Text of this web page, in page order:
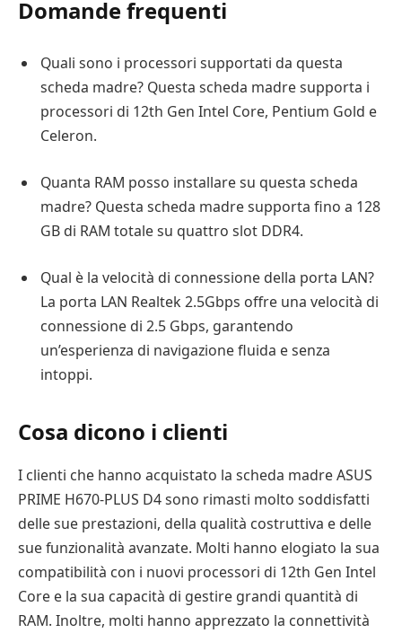
Domande frequenti
Quali sono i processori supportati da questa
scheda madre? Questa scheda madre supporta i
processori di 12th Gen Intel Core, Pentium Gold e
Celeron.
Quanta RAM posso installare su questa scheda
madre? Questa scheda madre supporta fino a 128
GB di RAM totale su quattro slot DDR4.
Qual è la velocità di connessione della porta LAN?
La porta LAN Realtek 2.5Gbps offre una velocità di
connessione di 2.5 Gbps, garantendo
un’esperienza di navigazione fluida e senza
intoppi.
Cosa dicono i clienti
I clienti che hanno acquistato la scheda madre ASUS
PRIME H670-PLUS D4 sono rimasti molto soddisfatti
delle sue prestazioni, della qualità costruttiva e delle
sue funzionalità avanzate. Molti hanno elogiato la sua
compatibilità con i nuovi processori di 12th Gen Intel
Core e la sua capacità di gestire grandi quantità di
RAM. Inoltre, molti hanno apprezzato la connettività